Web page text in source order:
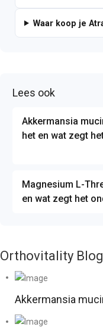
Waar koop je
Lees ook
Akkermansia
het en wat zegt
Magnesium L-
en wat zegt het
Orthovitality
Akkermansia